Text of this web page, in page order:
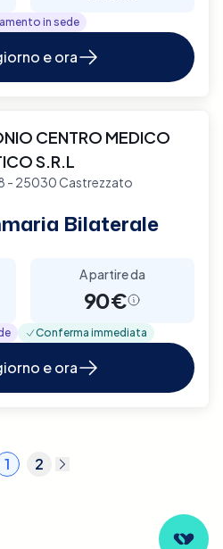
in sede
e ora
CENTRO MEDICO
S.R.L
8 - 25030 Castrezzato
Bilaterale
A partire da
90€
Conferma immediata
e ora
1 2